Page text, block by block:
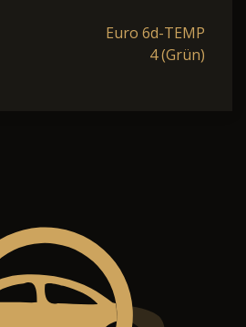
Euro 6d-TEMP
4 (Grün)